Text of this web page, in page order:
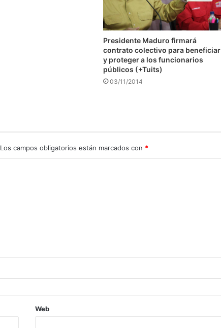
Presidente Maduro firmará
contrato colectivo para beneficiar
y proteger a los funcionarios
públicos (+Tuits)
03/11/2014
Los campos obligatorios están marcados con *
Web